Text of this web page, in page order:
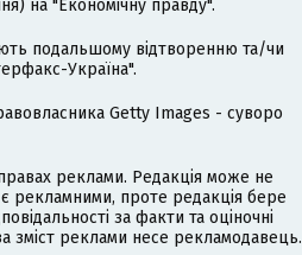
на "Економічну правду".
подальшому відтворенню та/чи
Україна".
Getty Images - суворо
реклами. Редакція може не
рекламними, проте редакція бере
за факти та оціночні
зміст реклами несе рекламодавець.